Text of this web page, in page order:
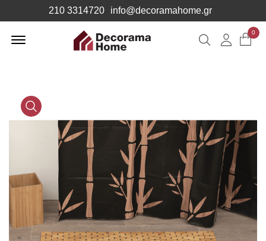
210 3314720 info@decoramahome.gr
Αναζήτηση
0
Media
Gallery